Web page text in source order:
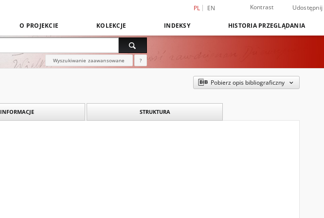
PL EN Kontrast Udostępnij
O PROJEKCIE KOLEKCJE INDEKSY HISTORIA PRZEGLĄDANIA
Wyszukiwanie zaawansowane ?
Pobierz opis bibliograficzny
INFORMACJE STRUKTURA